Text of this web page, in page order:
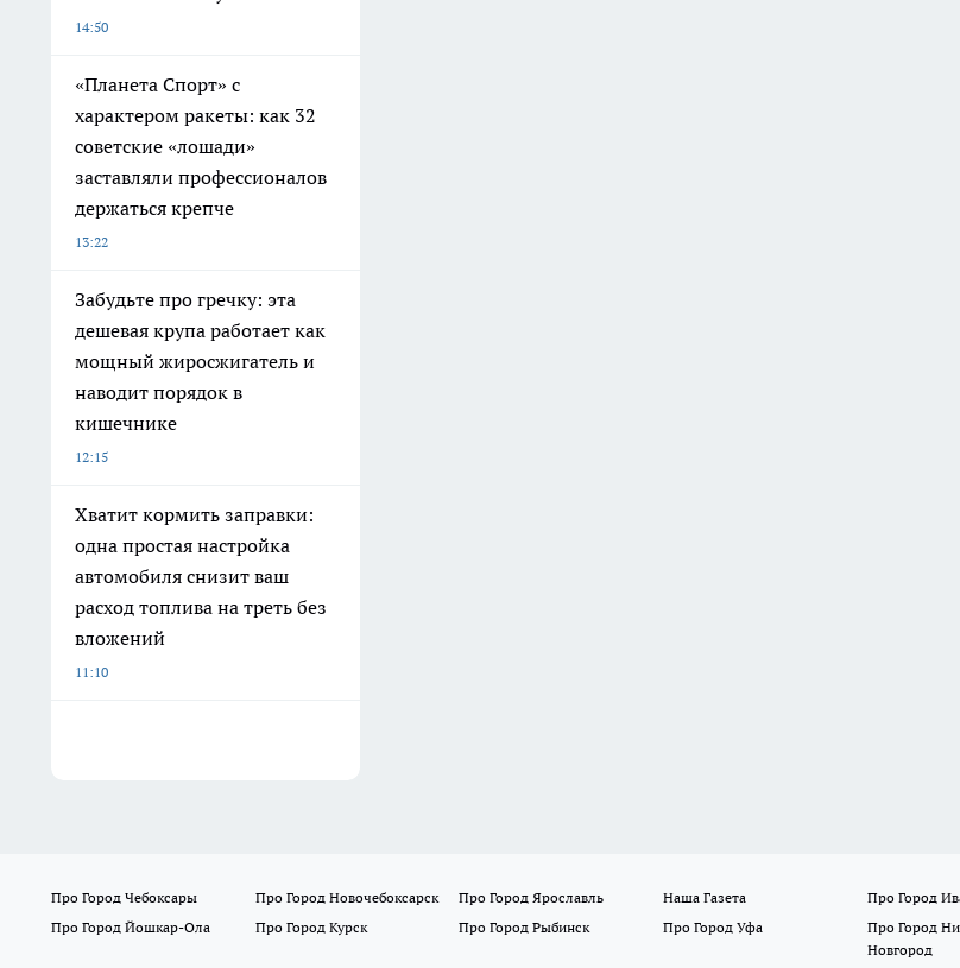
14:50
«Планета Спорт» с
характером ракеты: как 32
советские «лошади»
заставляли профессионалов
держаться крепче
13:22
Забудьте про гречку: эта
дешевая крупа работает как
мощный жиросжигатель и
наводит порядок в
кишечнике
12:15
Хватит кормить заправки:
одна простая настройка
автомобиля снизит ваш
расход топлива на треть без
вложений
11:10
Про Город Чебоксары Про Город Новочебоксарск Про Город Ярославль Наша Газета
Про Город
Про Город Йошкар-Ола
Про Город Курск Про Город Рыбинск Про Город Уфа
Про Город
Новгород